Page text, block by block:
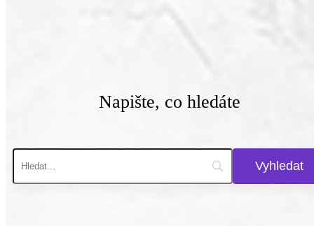
Napište, co hledáte